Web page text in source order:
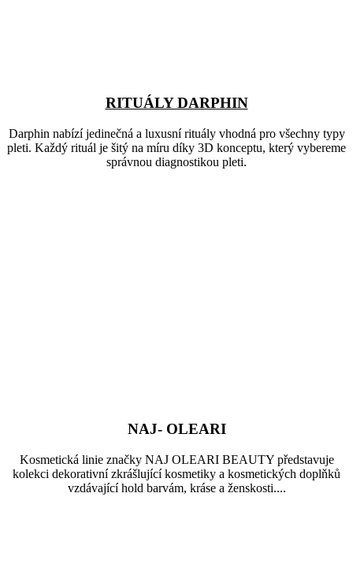
RITUÁLY DARPHIN
Darphin nabízí jedinečná a luxusní rituály vhodná pro všechny typy
pleti. Každý rituál je šitý na míru díky 3D konceptu, který vybereme
správnou diagnostikou pleti.
NAJ- OLEARI
Kosmetická linie značky NAJ OLEARI BEAUTY představuje
kolekci dekorativní zkrášlující kosmetiky a kosmetických doplňků
vzdávající hold barvám, kráse a ženskosti....